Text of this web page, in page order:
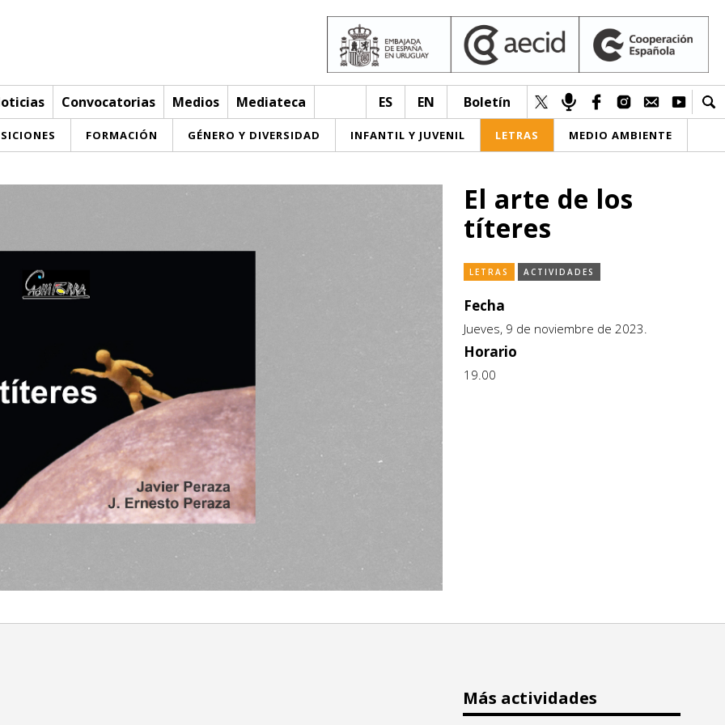
Convocatorias Medios Mediateca ES EN Boletín
FORMACIÓN GÉNERO Y DIVERSIDAD INFANTIL Y JUVENIL LETRAS MEDIO AMBIENTE
El arte de los
títeres
LETRAS ACTIVIDADES
Fecha
Jueves, 9 de noviembre de 2023.
Horario
19.00
Más actividades